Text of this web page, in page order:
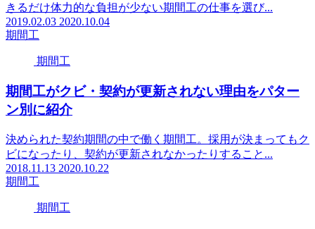
きるだけ体力的な負担が少ない期間工の仕事を選び...
2019.02.03 2020.10.04
期間工
期間工
期間工がクビ・契約が更新されない理由をパター
ン別に紹介
決められた契約期間の中で働く期間工。採用が決まってもク
ビになったり、契約が更新されなかったりすること...
2018.11.13 2020.10.22
期間工
期間工